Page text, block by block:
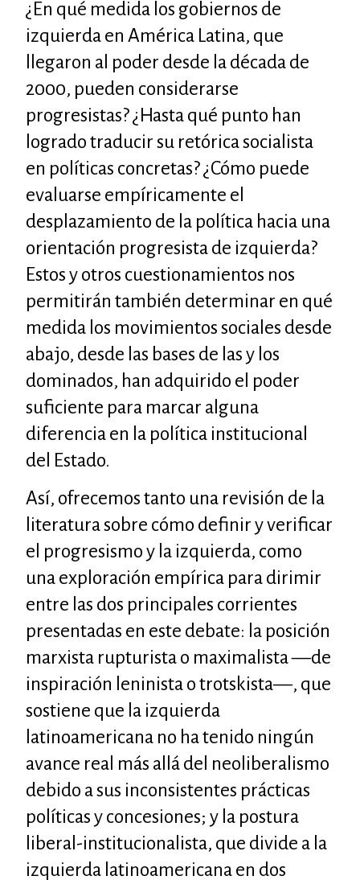
¿En qué medida los gobiernos de
izquierda en América Latina, que
llegaron al poder desde la década de
2000, pueden considerarse
progresistas? ¿Hasta qué punto han
logrado traducir su retórica socialista
en políticas concretas? ¿Cómo puede
evaluarse empíricamente el
desplazamiento de la política hacia una
orientación progresista de izquierda?
Estos y otros cuestionamientos nos
permitirán también determinar en qué
medida los movimientos sociales desde
abajo, desde las bases de las y los
dominados, han adquirido el poder
suficiente para marcar alguna
diferencia en la política institucional
del Estado.
Así, ofrecemos tanto una revisión de la
literatura sobre cómo definir y verificar
el progresismo y la izquierda, como
una exploración empírica para dirimir
entre las dos principales corrientes
presentadas en este debate: la posición
marxista rupturista o maximalista —de
inspiración leninista o trotskista—, que
sostiene que la izquierda
latinoamericana no ha tenido ningún
avance real más allá del neoliberalismo
debido a sus inconsistentes prácticas
políticas y concesiones; y la postura
liberal-institucionalista, que divide a la
izquierda latinoamericana en dos